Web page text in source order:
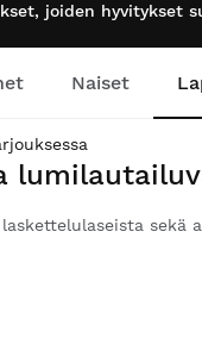
joiden hyvitykset
Naiset
sekä